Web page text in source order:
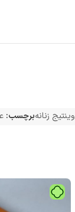
وینتیج زنانهبرچسب: